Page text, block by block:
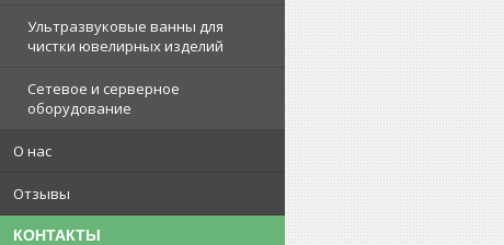
Ультразвуковые ванны для
чистки ювелирных изделий
Сетевое и серверное
оборудование
О нас
Отзывы
КОНТАКТЫ